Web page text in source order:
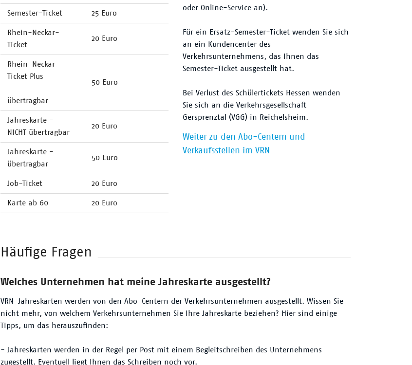
Semester-Ticket 25 Euro
Rhein-Neckar-
Ticket
20 Euro
Rhein-Neckar-
Ticket Plus
übertragbar
50 Euro
Jahreskarte -
NICHT übertragbar
20 Euro
Jahreskarte -
übertragbar
50 Euro
Job-Ticket 20 Euro
Karte ab 60 20 Euro
oder Online-Service an).
Für ein Ersatz-Semester-Ticket wenden Sie sich
an ein Kundencenter des
Verkehrsunternehmens, das Ihnen das
Semester-Ticket ausgestellt hat.
Bei Verlust des Schülertickets Hessen wenden
Sie sich an die Verkehrsgesellschaft
Gersprenztal (VGG) in Reichelsheim.
Weiter zu den Abo-Centern und
Verkaufsstellen im VRN
Häufige Fragen
Welches Unternehmen hat meine Jahreskarte ausgestellt?
VRN-Jahreskarten werden von den Abo-Centern der Verkehrsunternehmen ausgestellt. Wissen Sie
nicht mehr, von welchem Verkehrsunternehmen Sie Ihre Jahreskarte beziehen? Hier sind einige
Tipps, um das herauszufinden:
- Jahreskarten werden in der Regel per Post mit einem Begleitschreiben des Unternehmens
zugestellt. Eventuell liegt Ihnen das Schreiben noch vor.